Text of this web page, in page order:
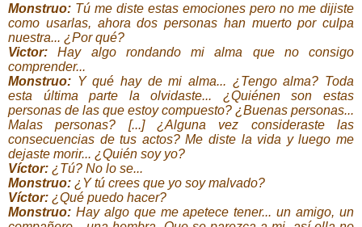
Monstruo: Tú me diste estas emociones pero no me dijiste
como usarlas, ahora dos personas han muerto por culpa
nuestra... ¿Por qué?
Victor:Hay algo rondando mi alma que no consigo
comprender...
Monstruo: Y qué hay de mi alma... ¿Tengo alma? Toda
esta última parte la olvidaste... ¿Quiénen son estas
personas de las que estoy compuesto? ¿Buenas personas...
Malas personas? [...] ¿Alguna vez consideraste las
consecuencias de tus actos? Me diste la vida y luego me
dejaste morir... ¿Quién soy yo?
Víctor: ¿Tú? No lo se...
Monstruo: ¿Y tú crees que yo soy malvado?
Víctor: ¿Qué puedo hacer?
Monstruo: Hay algo que me apetece tener... un amigo, un